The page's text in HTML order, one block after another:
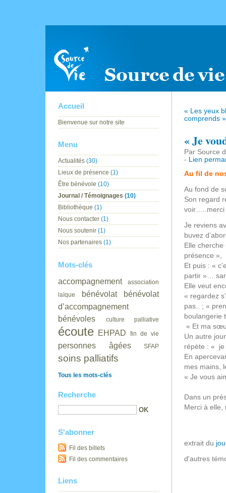
« Les yeux
comprends »
« Je
Par Source
-
Lien
Au fil de
Au fond de
Son regard
voir…..merci
Je reviens
buvez
Elle cherche
présence »,
Et puis : «
partir »…
Elle veut
« regardez
pas.. ; «
boulangerie
« Et ma
Un autre
répète : « je
En
mes mains,
« Je vous
Dans un
Merci à elle,
extrait du
d'autres
Accueil
Bienvenue sur notre site
Menu
Actualités (30)
Lieux de présence (1)
Être bénévole (10)
Journal / Témoignages (10)
Bibliothèque (1)
Nous contacter (1)
Nous soutenir (1)
Nos partenaires (1)
Mots-clés
accompagnement
association
laïque
bénévolat
bénévolat
d’accompagnement
bénévoles
culture palliative
écoute EHPAD fin de vie
personnes âgées SFAP
soins palliatifs
Tous les mots-clés
Recherche
S'abonner
Fil des billets
Fil des commentaires
Liens